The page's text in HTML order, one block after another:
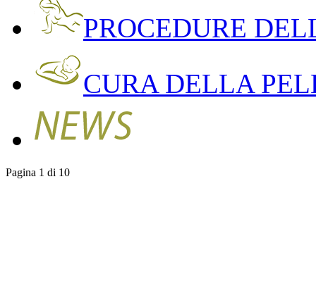
PROCEDURE
CURA DELLA
Pagina 1 di 10